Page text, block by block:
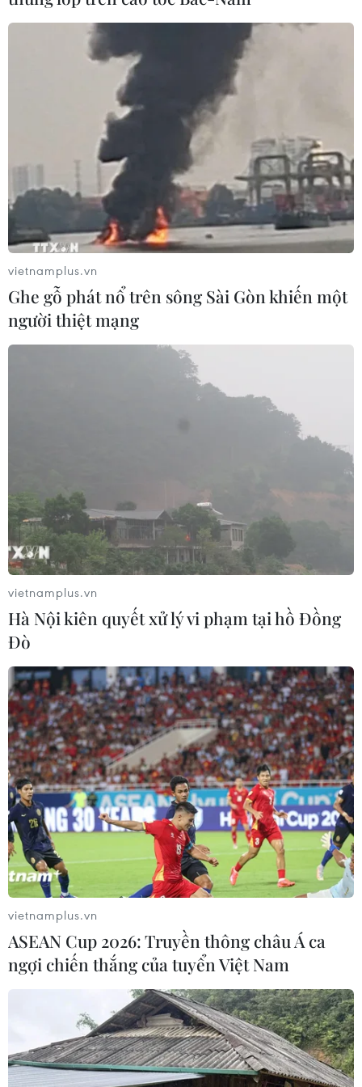
#Bộ Văn hóa #Thể thao và Du lịch
#Lễ hội
#Hoạt động văn hóa
#Lành mạnh
#Thuần phong mỹ tục
TIN LIÊN QUAN
Mùa lễ hội 2018 kiên quyết xử lý những
vấn đề nổi cộm gây bức xúc
02/02/2018 09:55
Mùa lễ hội 2018 kiên quyết không cho phép tổ chức chọi
trâu và các hình thức lễ hội kích động bạo lực, phản
cảm, thương mại hóa lễ hội.
vietnamplus.vn
Ghe gỗ phát nổ trên sông Sài Gòn khiến một
người thiệt mạng
vietnamplus.vn
Hà Nội kiên quyết xử lý vi phạm tại hồ Đồng
Đò
vietnamplus.vn
ASEAN Cup 2026: Truyền thông châu Á ca
ngợi chiến thắng của tuyển Việt Nam